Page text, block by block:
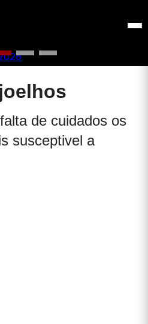
de cuidados os
susceptivel a